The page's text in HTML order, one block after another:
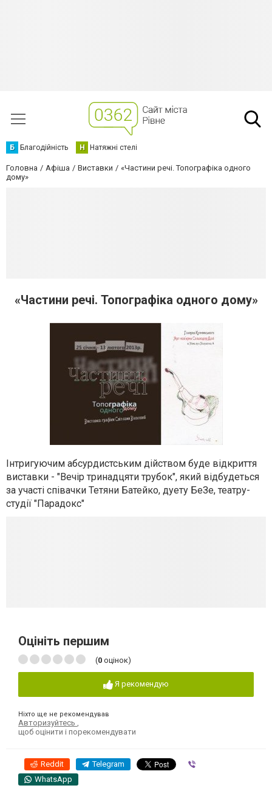
Б Благодійність Н Натяжні стелі
Головна Афіша Виставки
«Частини речі. Топографіка одного
дому»
«Частини речі. Топографіка одного дому»
Інтригуючим абсурдистським дійством буде відкриття
виставки - "Вечір тринадцяти трубок", який відбудеться
за участі співачки Тетяни Батейко, дуету БеЗе, театру-
студії "Парадокс"
Оцініть першим
(0 оцінок)
Я рекомендую
Ніхто ще не рекомендував
Авторизуйтесь
щоб оцінити і порекомендувати
Reddit Telegram
WhatsApp